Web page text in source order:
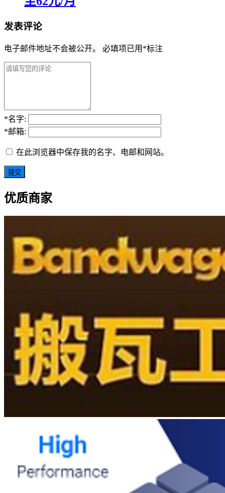
发表评论
电子邮件地址不会被公开。 必填项已用 *标注
*名字:
*邮箱:
在此浏览器中保存我的名字、电邮和网站。
优质商家